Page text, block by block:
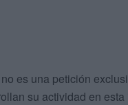
es una petición
su actividad en esta